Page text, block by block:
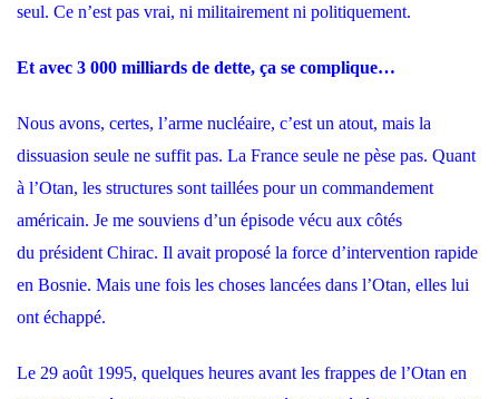
seul. Ce n’est pas vrai, ni militairement ni politiquement.
Et avec 3 000 milliards de dette, ça se complique…
Nous avons, certes, l’arme nucléaire, c’est un atout, mais la
dissuasion seule ne suffit pas. La France seule ne pèse pas. Quant
à l’Otan, les structures sont taillées pour un commandement
américain. Je me souviens d’un épisode vécu aux côtés
du président Chirac. Il avait proposé la force d’intervention rapide
en Bosnie. Mais une fois les choses lancées dans l’Otan, elles lui
ont échappé.
Le 29 août 1995, quelques heures avant les frappes de l’Otan en